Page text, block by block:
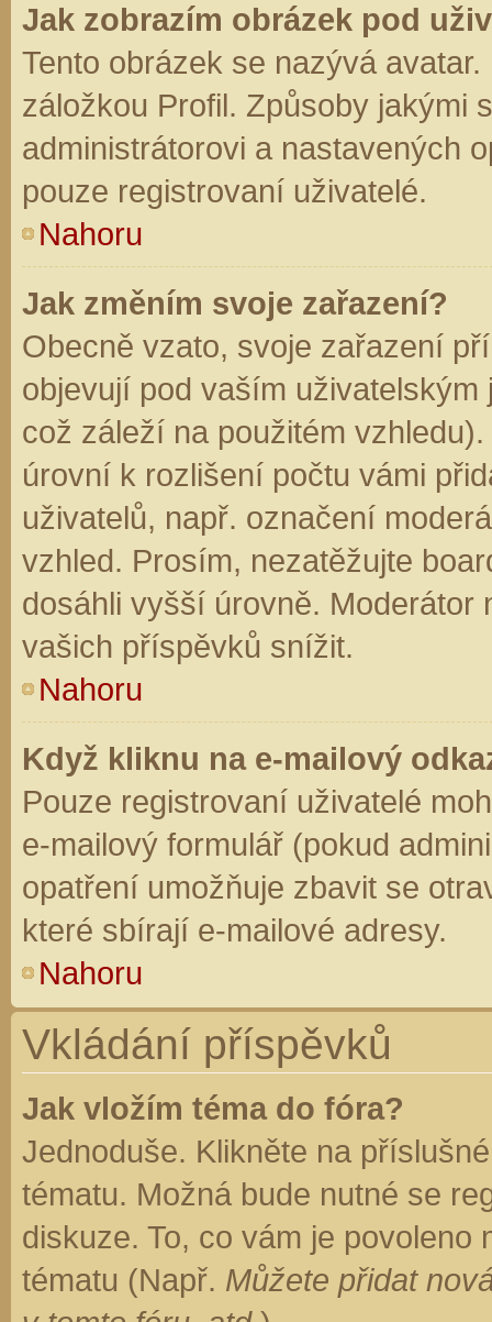
Jak zobrazím obrázek pod
Tento obrázek se nazývá
záložkou Profil. Způsoby jakými
administrátorovi a nastavených
pouze registrovaní uživatelé.
Nahoru
Jak změním svoje zařazení?
Obecně vzato, svoje zařazení
objevují pod vaším
což záleží na použitém
úrovní k rozlišení počtu vámi
uživatelů, např. označení
vzhled. Prosím, nezatěžujte
dosáhli vyšší úrovně. Moderátor
vašich příspěvků snížit.
Nahoru
Když kliknu na e-mailový
Pouze registrovaní uživatelé
e-mailový formulář (pokud
opatření umožňuje zbavit se
které sbírají e-mailové adresy.
Nahoru
Vkládání příspěvků
Jak vložím téma do fóra?
Jednoduše. Klikněte na
tématu. Možná bude nutné se
diskuze. To, co vám je
tématu (Např. Můžete přidat